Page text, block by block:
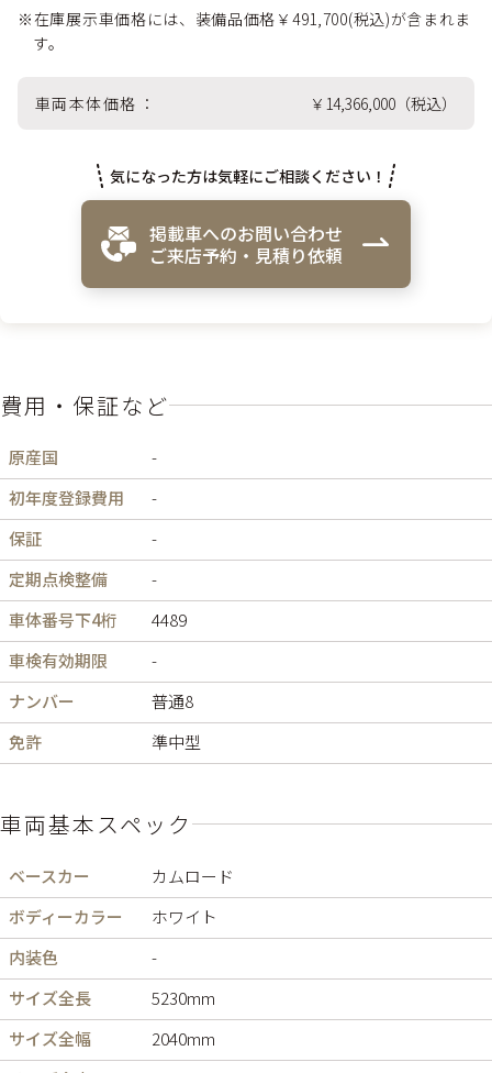
※在庫展示車価格には、装備品価格￥491,700(税込)が含まれま
す。
車両本体価格 ￥14,366,000（税込）
気になった方は気軽にご相談ください！
掲載車へのお問い合わせ
ご来店予約・見積り依頼
費用・保証など
原産国
-
初年度登録費用
-
保証
-
定期点検整備
-
車体番号下4桁
4489
車検有効期限
-
ナンバー
普通8
免許
準中型
車両基本スペック
ベースカー
カムロード
ボディーカラー
ホワイト
内装色
-
サイズ全長
5230mm
サイズ全幅
2040mm